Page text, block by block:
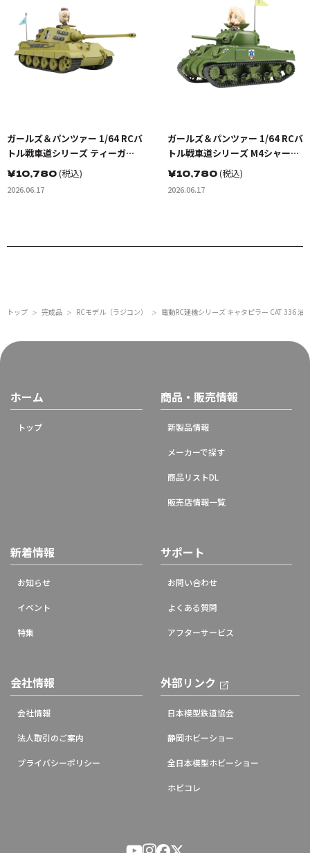
ガールズ＆パンツァー 1/64 RCバ
トル戦車道シリーズ ティーガーII
黒森峰女学園
￥10,780(税込)
2026.06.17
ガールズ＆パンツァー 1/64 RCバ
トル戦車道シリーズ M4シャーマ
ン 75mm砲搭載型 サンダース大
学付属高校
￥10,780(税込)
2026.06.17
トップ ＞ 完成品 ＞ RCモデル（ラジコン） ＞ 電動RC建機シリーズ キャタピラー CAT 336
ホーム
トップ
商品・販売情報
新製品情報
メーカーで探す
商品リストDL
販売店情報一覧
新着情報
お知らせ
イベント
特集
サポート
お問い合わせ
よくある質問
アフターサービス
会社情報
会社情報
法人取引のご案内
プライバシーポリシー
外部リンク
日本模型鉄道協会
静岡ホビーショー
全日本模型ホビーショー
ホビコレ